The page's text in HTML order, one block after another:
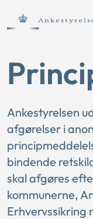
Ankestyrelsen
afgørelser i
bindende
skal afgøres
kommunerne,
Erhvervssikring